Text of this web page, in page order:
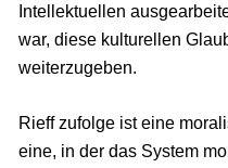
Intellektuellen
war, diese kulturellen
weiterzugeben.
Rieff zufolge ist eine
eine, in der das System